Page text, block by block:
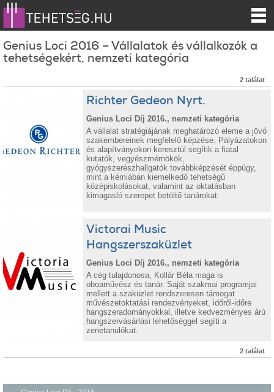
Genius Loci 2016 – Vállalatok és vállalkozók a
tehetségekért, nemzeti kategória
2 találat
Richter Gedeon Nyrt.
Genius Loci Díj 2016., nemzeti kategória
A vállalat stratégiájának meghatározó eleme a jövő
szakembereinek megfelelő képzése. Pályázatokon
és alapítványokon keresztül segítik a fiatal
kutatók, vegyészmérnökök,
gyógyszerészhallgatók továbbképzését éppúgy,
mint a kémiában kiemelkedő tehetségű
középiskolásokat, valamint az oktatásban
kimagasló szerepet betöltő tanárokat.
Victorai Music
Hangszerszaküzlet
Genius Loci Díj 2016., nemzeti kategória
A cég tulajdonosa, Kollár Béla maga is
oboaművész és tanár. Saját szakmai programjai
mellett a szaküzlet rendszeresen támogat
művészetoktatási rendezvényeket, időről-időre
hangszeradományokkal, illetve kedvezményes árú
hangszervásárlási lehetőséggel segíti a
zenetanulókat.
2 találat